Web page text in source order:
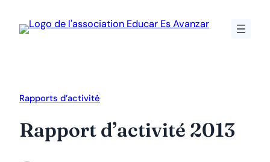
Rapports d’activité
Rapport d’activité 2013